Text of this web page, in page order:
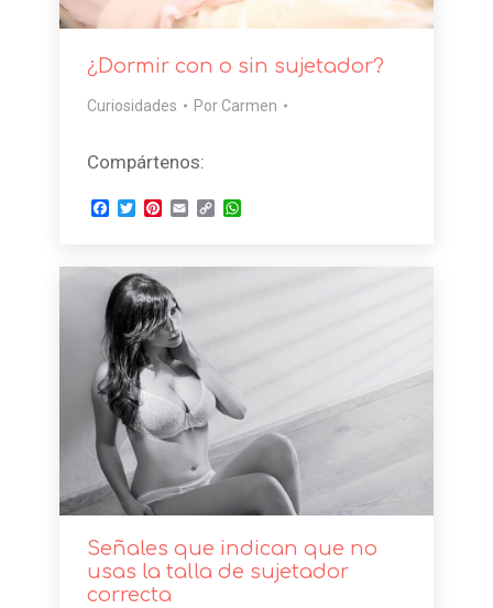
¿Dormir con o sin sujetador?
Curiosidades Por Carmen
Compártenos:
Facebook
TwitterPinterest
EmailCopyWhatsApp
Señales que indican que no
usas la talla de sujetador
correcta